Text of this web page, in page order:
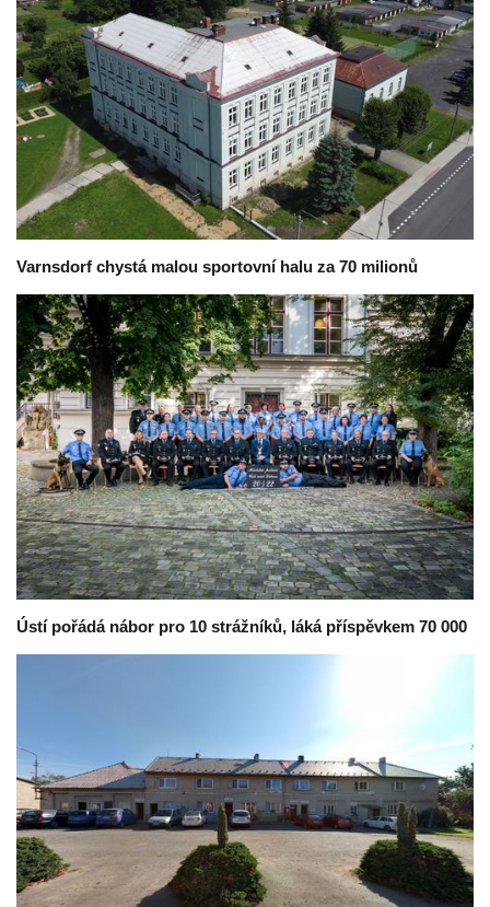
Varnsdorf chystá malou sportovní halu za 70 milionů
Ústí pořádá nábor pro 10 strážníků, láká příspěvkem 70 000